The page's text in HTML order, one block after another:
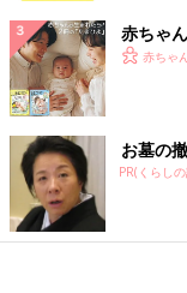
赤ちゃ
赤ちゃ
お墓の
PR(くらし